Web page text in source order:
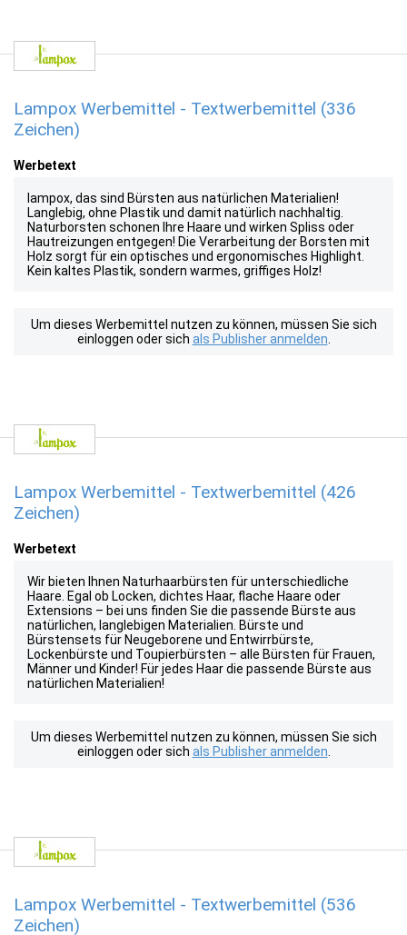
Lampox Werbemittel - Textwerbemittel (336
Zeichen)
Werbetext
lampox, das sind Bürsten aus natürlichen Materialien!
Langlebig, ohne Plastik und damit natürlich nachhaltig.
Naturborsten schonen Ihre Haare und wirken Spliss oder
Hautreizungen entgegen! Die Verarbeitung der Borsten mit
Holz sorgt für ein optisches und ergonomisches Highlight.
Kein kaltes Plastik, sondern warmes, griffiges Holz!
Um dieses Werbemittel nutzen zu können, müssen Sie sich
einloggen oder sich als Publisher anmelden
Lampox Werbemittel - Textwerbemittel (426
Zeichen)
Werbetext
Wir bieten Ihnen Naturhaarbürsten für unterschiedliche
Haare. Egal ob Locken, dichtes Haar, flache Haare oder
Extensions – bei uns finden Sie die passende Bürste aus
natürlichen, langlebigen Materialien. Bürste und
Bürstensets für Neugeborene und Entwirrbürste,
Lockenbürste und Toupierbürsten – alle Bürsten für Frauen,
Männer und Kinder! Für jedes Haar die passende Bürste aus
natürlichen Materialien!
Um dieses Werbemittel nutzen zu können, müssen Sie sich
einloggen oder sich als Publisher anmelden
Lampox Werbemittel - Textwerbemittel (536
Zeichen)